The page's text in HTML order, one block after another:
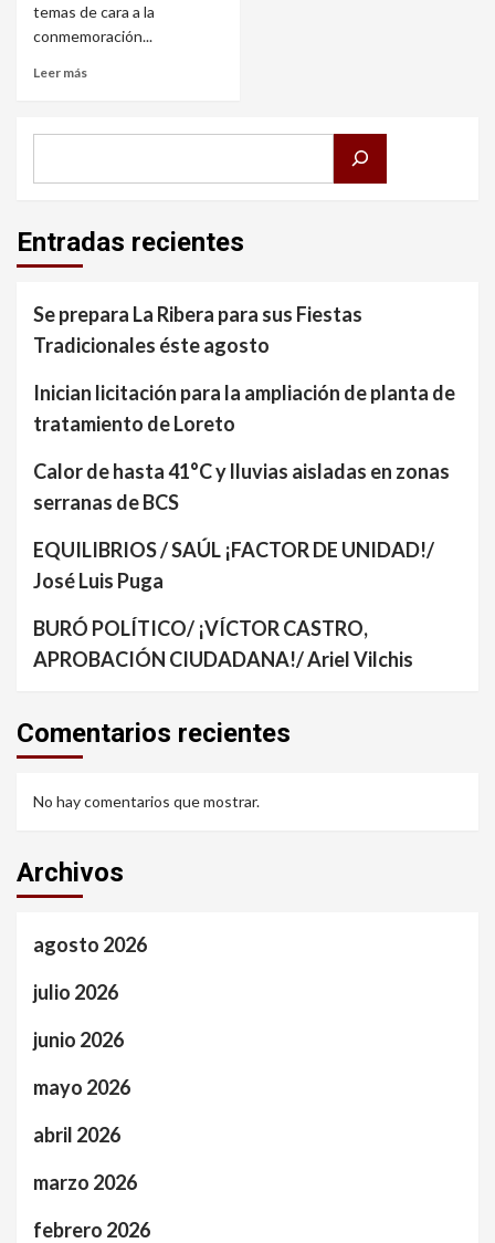
temas de cara a la
conmemoración...
Leer más
Entradas recientes
Se prepara La Ribera para sus Fiestas
Tradicionales éste agosto
Inician licitación para la ampliación de planta de
tratamiento de Loreto
Calor de hasta 41°C y lluvias aisladas en zonas
serranas de BCS
EQUILIBRIOS / SAÚL ¡FACTOR DE UNIDAD!/
José Luis Puga
BURÓ POLÍTICO/ ¡VÍCTOR CASTRO,
APROBACIÓN CIUDADANA!/ Ariel Vilchis
Comentarios recientes
No hay comentarios que mostrar.
Archivos
agosto 2026
julio 2026
junio 2026
mayo 2026
abril 2026
marzo 2026
febrero 2026